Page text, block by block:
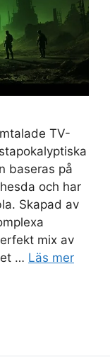
TV-
baseras på
och har
Skapad av
mix av
… Läs mer